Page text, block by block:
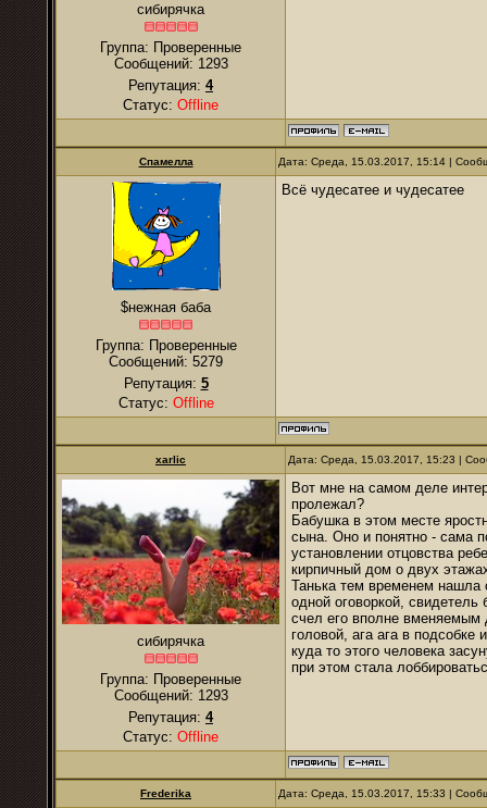
сибирячка
Группа: Проверенные
Сообщений: 1293
Репутация: 4
Статус: Offline
Спамелла Дата: Среда, 15.03.2017, 15:14 |
$нежная баба
Группа: Проверенные
Сообщений: 5279
Репутация: 5
Статус: Offline
Всё чудесатее и чудесатее
xarlic Дата: Среда, 15.03.2017, 15:23 |
сибирячка
Группа: Проверенные
Сообщений: 1293
Репутация: 4
Статус: Offline
Вот мне на самом деле
пролежал?
Бабушка в этом месте
сына. Оно и понятно - сама
установлении отцовства
кирпичный дом о двух
Танька тем временем нашла
одной оговоркой,
счел его вполне вменяемым
головой, ага ага в
куда то этого человека
при этом стала
Frederika Дата: Среда, 15.03.2017, 15:33 |